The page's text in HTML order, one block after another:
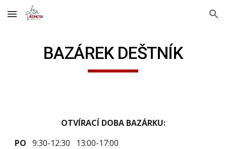
Skip to main content Skip to navigation
BAZÁREK DEŠTNÍK
OTVÍRACÍ DOBA BAZÁRKU:
PO 9:30-12:30
13:00-17:00